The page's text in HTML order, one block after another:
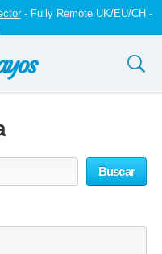
- Fully Remote UK/EU/CH -
Buscar